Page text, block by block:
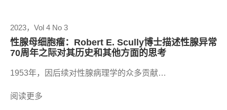
2023，Vol 4 No 3
性腺母细胞瘤：Robert E. Scully博士描述性腺异常
70周年之际对其历史和其他方面的思考
1953年，因后续对性腺病理学的众多贡献…
阅读更多